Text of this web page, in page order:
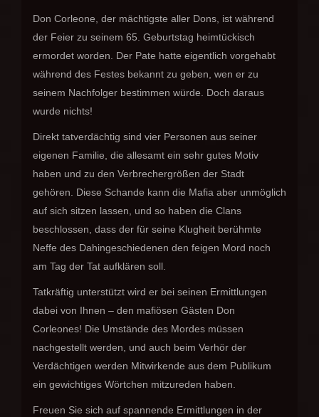
Don Corleone, der mächtigste aller Dons, ist während
der Feier zu seinem 65. Geburtstag heimtückisch
ermordet worden. Der Pate hatte eigentlich vorgehabt
während des Festes bekannt zu geben, wen er zu
seinem Nachfolger bestimmen würde. Doch daraus
wurde nichts!
Direkt tatverdächtig sind vier Personen aus seiner
eigenen Familie, die allesamt ein sehr gutes Motiv
haben und zu den Verbrechergrößen der Stadt
gehören. Diese Schande kann die Mafia aber unmöglich
auf sich sitzen lassen, und so haben die Clans
beschlossen, dass der für seine Klugheit berühmte
Neffe des Dahingeschiedenen den feigen Mord noch
am Tag der Tat aufklären soll.
Tatkräftig unterstützt wird er bei seinen Ermittlungen
dabei von Ihnen – den mafiösen Gästen Don
Corleones! Die Umstände des Mordes müssen
nachgestellt werden, und auch beim Verhör der
Verdächtigen werden Mitwirkende aus dem Publikum
ein gewichtiges Wörtchen mitzureden haben.
Freuen Sie sich auf spannende Ermittlungen in der